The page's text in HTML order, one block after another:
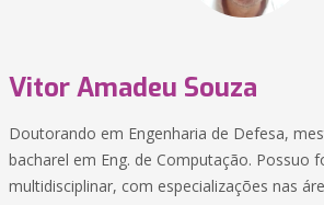
Vitor Amadeu Souza
Doutorando em Engenharia de Defesa,
bacharel em Eng. de Computação. Possuo
multidisciplinar, com especializações nas